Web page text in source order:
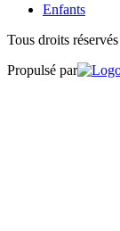
Enfants
Tous droits
Propulsé par